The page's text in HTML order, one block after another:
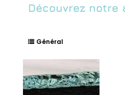
Découvrez notre
Général